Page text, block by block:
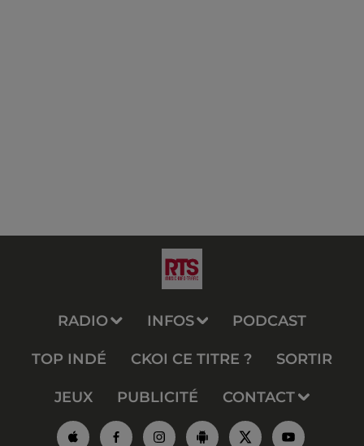
RADIO INFOS PODCAST
TOP INDÉ CKOI CE TITRE ? SORTIR
JEUX PUBLICITÉ CONTACT